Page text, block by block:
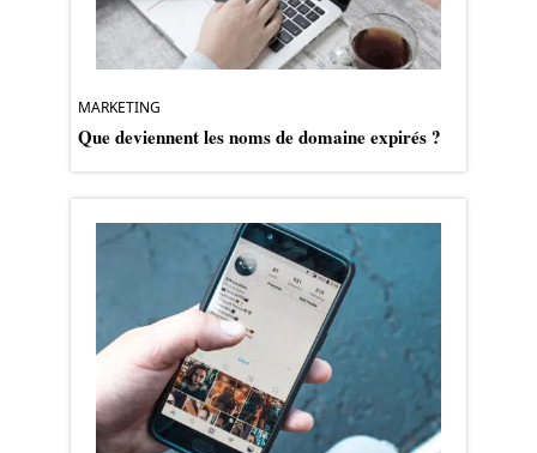
MARKETING
Que deviennent les noms de domaine expirés ?